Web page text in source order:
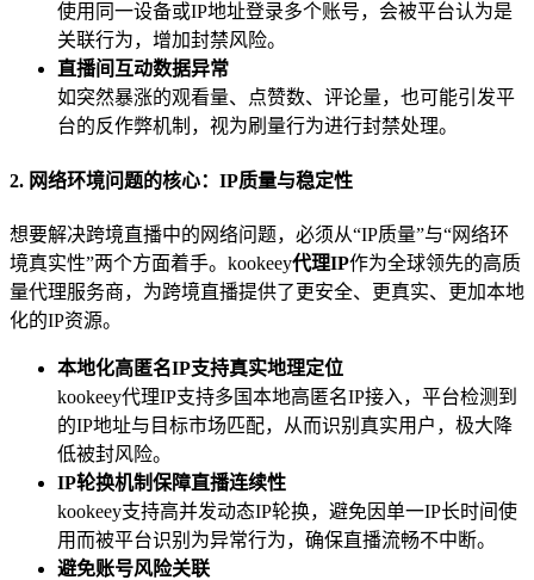
使用同一设备或IP地址登录多个账号，会被平台认为是
关联行为，增加封禁风险。
直播间互动数据异常
如突然暴涨的观看量、点赞数、评论量，也可能引发平
台的反作弊机制，视为刷量行为进行封禁处理。
2. 网络环境问题的核心：IP质量与稳定性
想要解决跨境直播中的网络问题，必须从“IP质量”与“网络环
境真实性”两个方面着手。kookeey代理IP作为全球领先的高质
量代理服务商，为跨境直播提供了更安全、更真实、更加本地
化的IP资源。
本地化高匿名IP支持真实地理定位
kookeey代理IP支持多国本地高匿名IP接入，平台检测到
的IP地址与目标市场匹配，从而识别真实用户，极大降
低被封风险。
IP轮换机制保障直播连续性
kookeey支持高并发动态IP轮换，避免因单一IP长时间使
用而被平台识别为异常行为，确保直播流畅不中断。
避免账号风险关联